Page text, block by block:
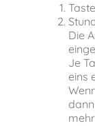
Die
Je
eins